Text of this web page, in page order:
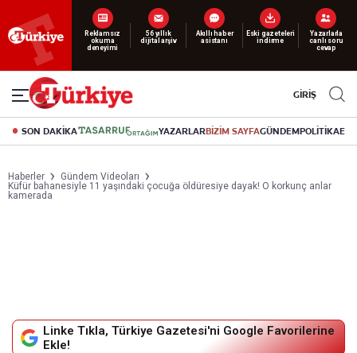
Yeni nesil dijital
abonelik 19 TL’den başlayan fiyatlarla.
GİRİŞ
SON DAKİKA YAZARLARBİZİM SAYFAGÜNDEMPOLİTİKA
Haberler
Gündem Videoları
Küfür bahanesiyle 11 yaşındaki çocuğa öldüresiye dayak! O korkunç anlar
kamerada
Linke Tıkla, Türkiye Gazetesi'ni Google Favorilerine
Ekle!